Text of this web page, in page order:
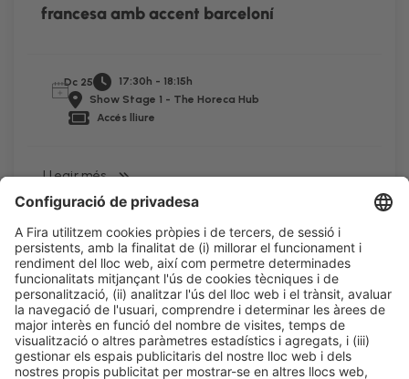
francesa amb accent barceloní
Dc 25
17:30h - 18:15h
Show Stage 1 - The Horeca Hub
Accés lliure
LLegir més